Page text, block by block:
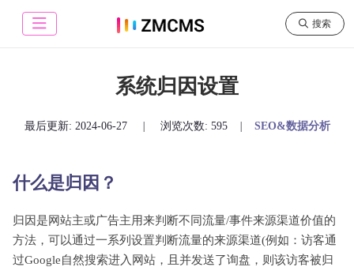
搜索
系统归因设置
最后更新: 2024-06-27 浏览次数: 595 SEO&数据分析
什么是归因？
归因是网站主或广告主用来判断不同流量/事件来源渠道价值的
方法，可以通过一系列设置判断流量的来源渠道(例如：访客通
过Google自然搜索进入网站，且并发送了询盘，则该访客被归